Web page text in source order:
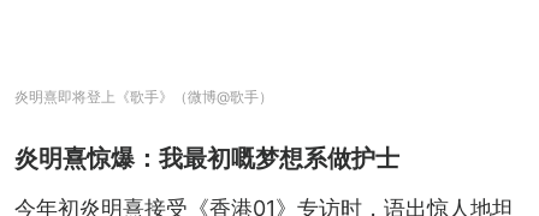
炎明熹即将登上《歌手》（微博@歌手）
炎明熹惊爆：我最初嘅梦想系做护士
今年初炎明熹接受《香港01》专访时，语出惊人地坦